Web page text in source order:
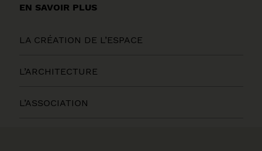
EN SAVOIR PLUS
LA CRÉATION DE L’ESPACE
L’ARCHITECTURE
L’ASSOCIATION